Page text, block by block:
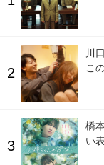
川
こ
橋
い